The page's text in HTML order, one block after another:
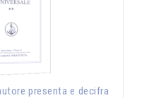
presenta e decifra